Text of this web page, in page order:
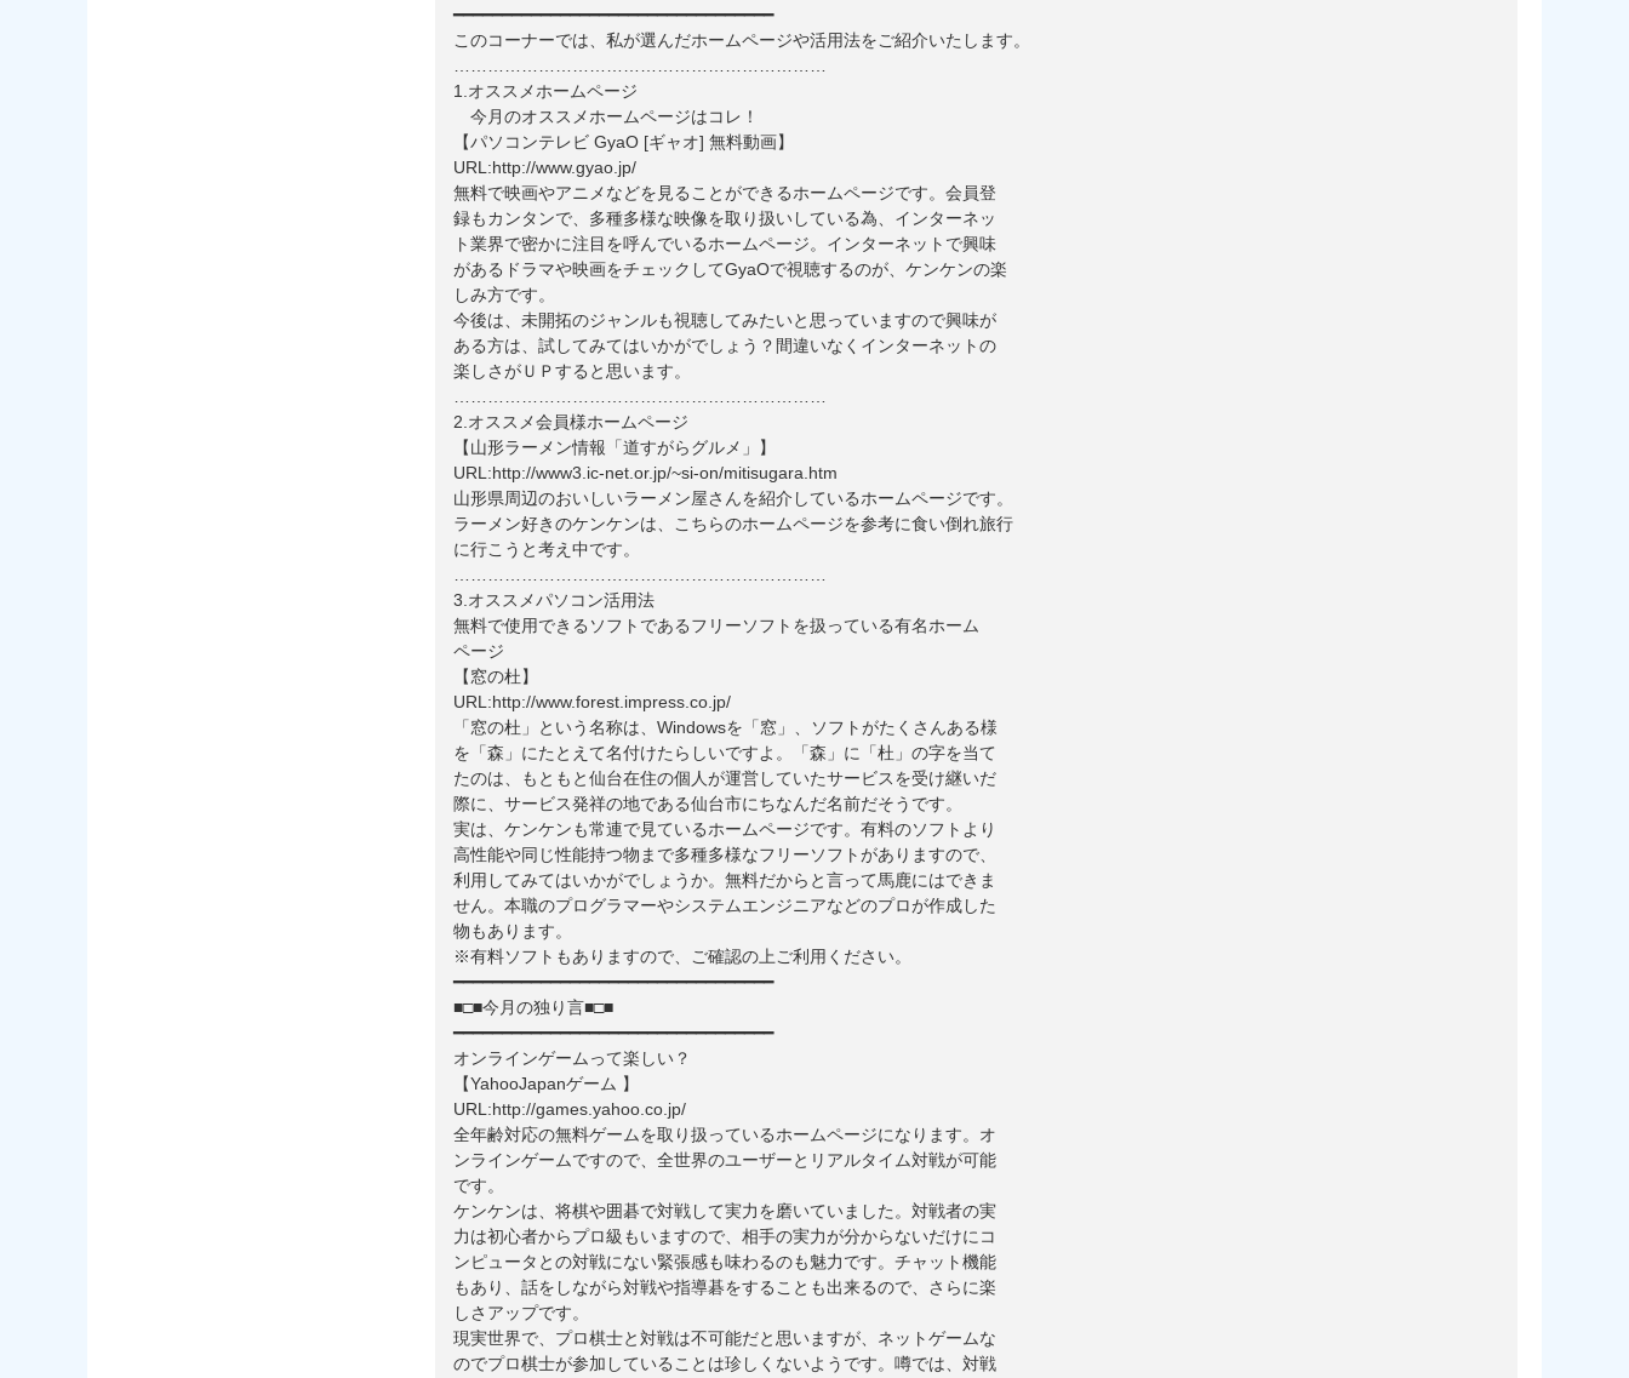
━━━━━━━━━━━━━━━━━━━━━━━━━━━━━━━━━
このコーナーでは、私が選んだホームページや活用法をご紹介いたします。
1.オススメホームページ
今月のオススメホームページはコレ！
【パソコンテレビ GyaO [ギャオ] 無料動画】
URL:http://www.gyao.jp/
無料で映画やアニメなどを見ることができるホームページです。会員登
録もカンタンで、多種多様な映像を取り扱いしている為、インターネッ
ト業界で密かに注目を呼んでいるホームページ。インターネットで興味
があるドラマや映画をチェックしてGyaOで視聴するのが、ケンケンの楽
しみ方です。
今後は、未開拓のジャンルも視聴してみたいと思っていますので興味が
ある方は、試してみてはいかがでしょう？間違いなくインターネットの
楽しさがＵＰすると思います。
2.オススメ会員様ホームページ
【山形ラーメン情報「道すがらグルメ」】
URL:http://www3.ic-net.or.jp/~si-on/mitisugara.htm
山形県周辺のおいしいラーメン屋さんを紹介しているホームページです。
ラーメン好きのケンケンは、こちらのホームページを参考に食い倒れ旅行
に行こうと考え中です。
3.オススメパソコン活用法
無料で使用できるソフトであるフリーソフトを扱っている有名ホーム
ページ
【窓の杜】
URL:http://www.forest.impress.co.jp/
「窓の杜」という名称は、Windowsを「窓」、ソフトがたくさんある様
を「森」にたとえて名付けたらしいですよ。「森」に「杜」の字を当て
たのは、もともと仙台在住の個人が運営していたサービスを受け継いだ
際に、サービス発祥の地である仙台市にちなんだ名前だそうです。
実は、ケンケンも常連で見ているホームページです。有料のソフトより
高性能や同じ性能持つ物まで多種多様なフリーソフトがありますので、
利用してみてはいかがでしょうか。無料だからと言って馬鹿にはできま
せん。本職のプログラマーやシステムエンジニアなどのプロが作成した
物もあります。
※有料ソフトもありますので、ご確認の上ご利用ください。
━━━━━━━━━━━━━━━━━━━━━━━━━━━━━━━━━
■□■今月の独り言■□■
━━━━━━━━━━━━━━━━━━━━━━━━━━━━━━━━━
オンラインゲームって楽しい？
【YahooJapanゲーム 】
URL:http://games.yahoo.co.jp/
全年齢対応の無料ゲームを取り扱っているホームページになります。オ
ンラインゲームですので、全世界のユーザーとリアルタイム対戦が可能
です。
ケンケンは、将棋や囲碁で対戦して実力を磨いていました。対戦者の実
力は初心者からプロ級もいますので、相手の実力が分からないだけにコ
ンピュータとの対戦にない緊張感も味わるのも魅力です。チャット機能
もあり、話をしながら対戦や指導碁をすることも出来るので、さらに楽
しさアップです。
現実世界で、プロ棋士と対戦は不可能だと思いますが、ネットゲームな
のでプロ棋士が参加していることは珍しくないようです。噂では、対戦